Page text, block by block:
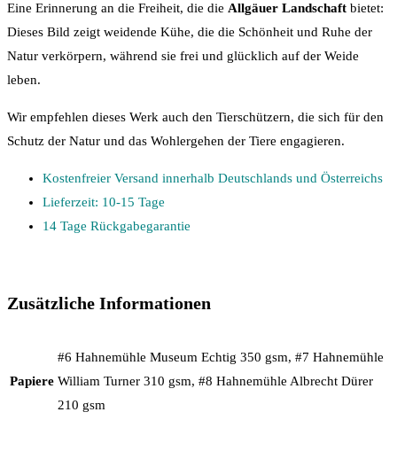
Eine Erinnerung an die Freiheit, die die Allgäuer Landschaft bietet:
Dieses Bild zeigt weidende Kühe, die die Schönheit und Ruhe der
Natur verkörpern, während sie frei und glücklich auf der Weide
leben.
Wir empfehlen dieses Werk auch den Tierschützern, die sich für den
Schutz der Natur und das Wohlergehen der Tiere engagieren.
Kostenfreier Versand innerhalb Deutschlands und Österreichs
Lieferzeit: 10-15 Tage
14 Tage Rückgabegarantie
Zusätzliche Informationen
Papiere
#6 Hahnemühle Museum Echtig 350 gsm, #7 Hahnemühle
William Turner 310 gsm, #8 Hahnemühle Albrecht Dürer
210 gsm